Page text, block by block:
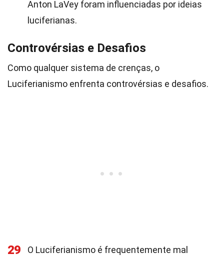
Anton LaVey foram influenciadas por ideias
luciferianas.
Controvérsias e Desafios
Como qualquer sistema de crenças, o
Luciferianismo enfrenta controvérsias e desafios.
29
O Luciferianismo é frequentemente mal